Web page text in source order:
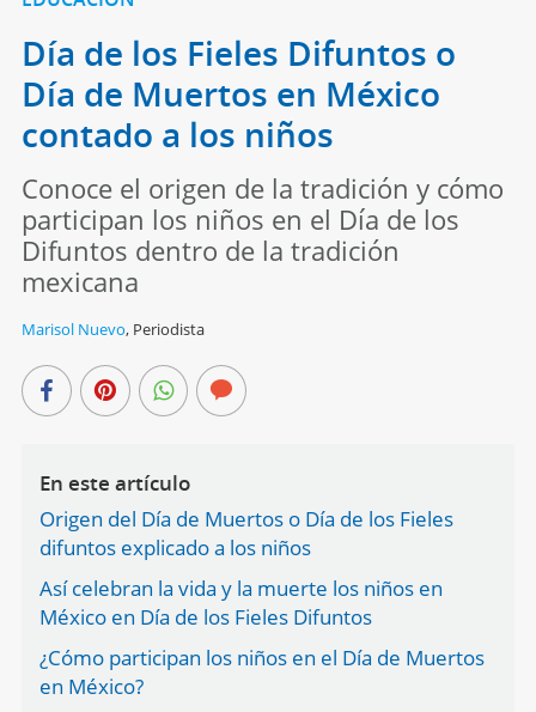
Día de los Fieles Difuntos o
Día de Muertos en México
contado a los niños
Conoce el origen de la tradición y cómo
participan los niños en el Día de los
Difuntos dentro de la tradición
mexicana
Marisol Nuevo, Periodista
En este artículo
Origen del Día de Muertos o Día de los Fieles
difuntos explicado a los niños
Así celebran la vida y la muerte los niños en
México en Día de los Fieles Difuntos
¿Cómo participan los niños en el Día de Muertos
en México?